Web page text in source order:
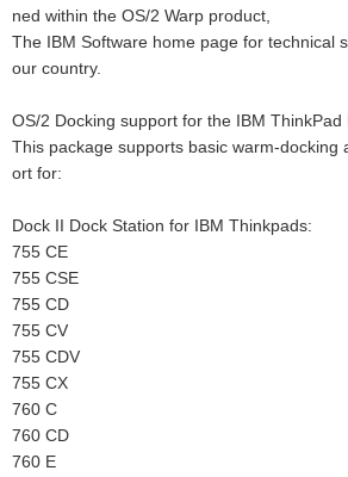
ned within the OS/2 Warp product,
The IBM Software home page for technical
our country.
OS/2 Docking support for the IBM ThinkPad
This package supports basic warm-docking
ort for:
Dock II Dock Station for IBM Thinkpads:
755 CE
755 CSE
755 CD
755 CV
755 CDV
755 CX
760 C
760 CD
760 E